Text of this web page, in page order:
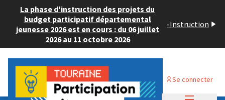
La phase d'instruction des projets du
budget participatif départemental
jeunesse 2026 est en cours : du 06 juillet
2026 au 11 octobre 2026
-Instruction
Se connecter